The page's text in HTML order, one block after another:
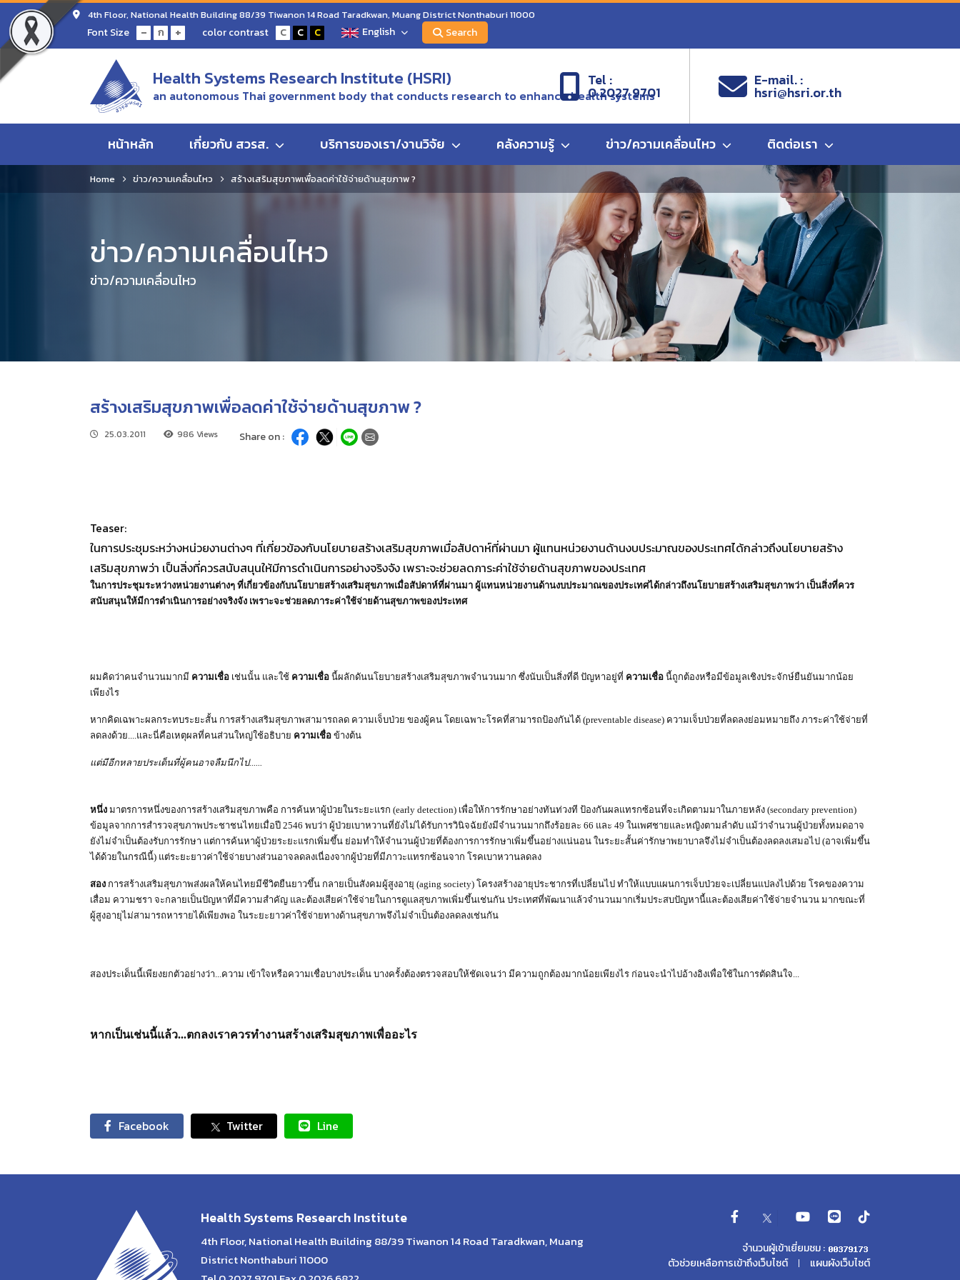
4th Floor, National Health Building 88/39 Tiwanon 14 Road Taradkwan, Muang District Nonthaburi 11000
Font Size - ก + color contrast C C C English Search
Health Systems Research Institute (HSRI)
an autonomous Thai government body that conducts research to enhance health systems
Tel :
0 2027 9701
E-mail. :
hsri@hsri.or.th
หน้าหลัก เกี่ยวกับ สวรส. บริการของเรา/งานวิจัย คลังความรู้ ข่าว/ความเคลื่อนไหว ติดต่อเรา
Home ข่าว/ความเคลื่อนไหว สร้างเสริมสุขภาพเพื่อลดค่าใช้จ่ายด้านสุขภาพ ?
ข่าว/ความเคลื่อนไหว
ข่าว/ความเคลื่อนไหว
สร้างเสริมสุขภาพเพื่อลดค่าใช้จ่ายด้านสุขภาพ ?
25.03.2011 986 Views Share on :
Teaser:
ในการประชุมระหว่างหน่วยงานต่างๆ ที่เกี่ยวข้องกับนโยบายสร้างเสริมสุขภาพเมื่อสัปดาห์ที่ผ่านมา ผู้แทนหน่วยงานด้านงบประมาณของประเทศได้กล่าวถึงนโยบายสร้าง
เสริมสุขภาพว่า เป็นสิ่งที่ควรสนับสนุนให้มีการดำเนินการอย่างจริงจัง เพราะจะช่วยลดภาระค่าใช้จ่ายด้านสุขภาพของประเทศ
ในการประชุมระหว่างหน่วยงานต่างๆ ที่เกี่ยวข้องกับนโยบายสร้างเสริมสุขภาพเมื่อสัปดาห์ที่ผ่านมา ผู้แทนหน่วยงานด้านงบประมาณของประเทศได้กล่าวถึงนโยบายสร้างเสริมสุขภาพว่า เป็นสิ่งที่ควร
สนับสนุนให้มีการดำเนินการอย่างจริงจัง เพราะจะช่วยลดภาระค่าใช้จ่ายด้านสุขภาพของประเทศ
ผมคิดว่าคนจำนวนมากมี ความเชื่อ เช่นนั้น และใช้ ความเชื่อ นี้ผลักดันนโยบายสร้างเสริมสุขภาพจำนวนมาก ซึ่งนับเป็นสิ่งที่ดี ปัญหาอยู่ที่ ความเชื่อ นี้ถูกต้องหรือมีข้อมูลเชิงประจักษ์ยืนยันมากน้อย
เพียงไร
หากคิดเฉพาะผลกระทบระยะสั้น การสร้างเสริมสุขภาพสามารถลด ความเจ็บป่วย ของผู้คน โดยเฉพาะโรคที่สามารถป้องกันได้ (preventable disease) ความเจ็บป่วยที่ลดลงย่อมหมายถึง ภาระค่าใช้จ่ายที่
ลดลงด้วย....และนี่คือเหตุผลที่คนส่วนใหญ่ใช้อธิบาย ความเชื่อ ข้างต้น
แต่มีอีกหลายประเด็นที่ผู้คนอาจลืมนึกไป......
หนึ่ง มาตรการหนึ่งของการสร้างเสริมสุขภาพคือ การค้นหาผู้ป่วยในระยะแรก (early detection) เพื่อให้การรักษาอย่างทันท่วงที ป้องกันผลแทรกซ้อนที่จะเกิดตามมาในภายหลัง (secondary prevention)
ข้อมูลจากการสำรวจสุขภาพประชาชนไทยเมื่อปี 2546 พบว่า ผู้ป่วยเบาหวานที่ยังไม่ได้รับการวินิจฉัยยังมีจำนวนมากถึงร้อยละ 66 และ 49 ในเพศชายและหญิงตามลำดับ แม้ว่าจำนวนผู้ป่วยทั้งหมดอาจ
ยังไม่จำเป็นต้องรับการรักษา แต่การค้นหาผู้ป่วยระยะแรกเพิ่มขึ้น ย่อมทำให้จำนวนผู้ป่วยที่ต้องการการรักษาเพิ่มขึ้นอย่างแน่นอน ในระยะสั้นค่ารักษาพยาบาลจึงไม่จำเป็นต้องลดลงเสมอไป (อาจเพิ่มขึ้น
ได้ด้วยในกรณีนี้) แต่ระยะยาวค่าใช้จ่ายบางส่วนอาจลดลงเนื่องจากผู้ป่วยที่มีภาวะแทรกซ้อนจาก โรคเบาหวานลดลง
สอง การสร้างเสริมสุขภาพส่งผลให้คนไทยมีชีวิตยืนยาวขึ้น กลายเป็นสังคมผู้สูงอายุ (aging society) โครงสร้างอายุประชากรที่เปลี่ยนไป ทำให้แบบแผนการเจ็บป่วยจะเปลี่ยนแปลงไปด้วย โรคของความ
เสื่อม ความชรา จะกลายเป็นปัญหาที่มีความสำคัญ และต้องเสียค่าใช้จ่ายในการดูแลสุขภาพเพิ่มขึ้นเช่นกัน ประเทศที่พัฒนาแล้วจำนวนมากเริ่มประสบปัญหานี้และต้องเสียค่าใช้จ่ายจำนวน มากขณะที่
ผู้สูงอายุไม่สามารถหารายได้เพียงพอ ในระยะยาวค่าใช้จ่ายทางด้านสุขภาพจึงไม่จำเป็นต้องลดลงเช่นกัน
สองประเด็นนี้เพียงยกตัวอย่างว่า...ความ เข้าใจหรือความเชื่อบางประเด็น บางครั้งต้องตรวจสอบให้ชัดเจนว่า มีความถูกต้องมากน้อยเพียงไร ก่อนจะนำไปอ้างอิงเพื่อใช้ในการตัดสินใจ...
หากเป็นเช่นนี้แล้ว...ตกลงเราควรทำงานสร้างเสริมสุขภาพเพื่ออะไร
Facebook Twitter Line
Health Systems Research Institute
4th Floor, National Health Building 88/39 Tiwanon 14 Road Taradkwan, Muang
District Nonthaburi 11000
จำนวนผู้เข้าเยี่ยมชม :
ตัวช่วยเหลือการเข้าถึงเว็บไซต์
แผนผังเว็บไซต์